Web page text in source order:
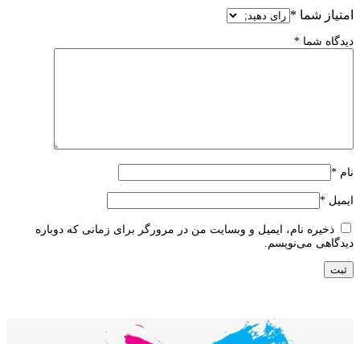
امتیاز شما *
دیدگاه شما *
نام *
ایمیل *
ذخیره نام، ایمیل و وبسایت من در مرورگر برای زمانی که دوباره
دیدگاهی می‌نویسم.